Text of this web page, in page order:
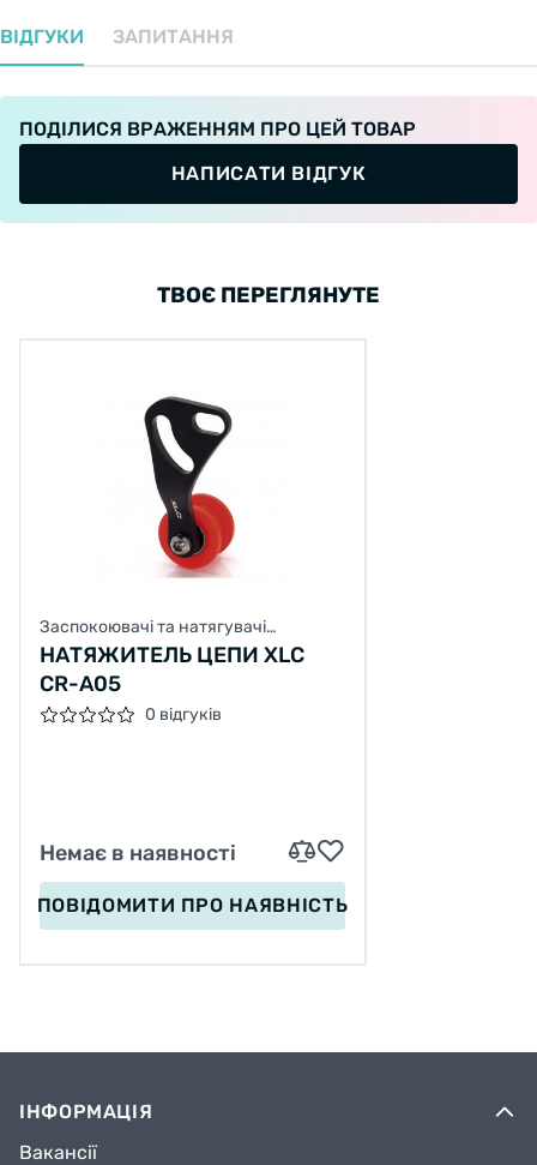
ВІДГУКИ ЗАПИТАННЯ
ПОДІЛИСЯ ВРАЖЕННЯМ ПРО ЦЕЙ ТОВАР
НАПИСАТИ ВІДГУК
ТВОЄ ПЕРЕГЛЯНУТЕ
Заспокоювачі та натягувачі
велосипедного ланцюга
НАТЯЖИТЕЛЬ ЦЕПИ XLC
CR-A05
0 відгуків
Немає в наявності
ПОВІДОМИТИ ПРО НАЯВНІСТЬ
ІНФОРМАЦІЯ
Вакансії